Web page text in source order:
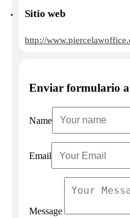
Sitio web
http://
Enviar formulario
Name
Email
Message